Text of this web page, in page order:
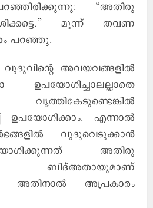
മൂന്ന് തവണ
പറഞ്ഞു.
അവയവങ്ങളില്‍
വൃത്തികേടുണ്ടെങ്കില്‍
എന്നാല്‍
വുദുവെടുക്കാന്‍
അതിരു
ബിദ്അതായുമാണ്
അതിനാല്‍ അപ്രകാരം